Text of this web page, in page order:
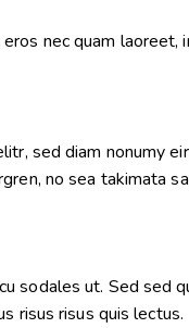
nec quam
sed diam nonumy
no sea takimata
sodales ut. Sed
risus risus quis lectus.